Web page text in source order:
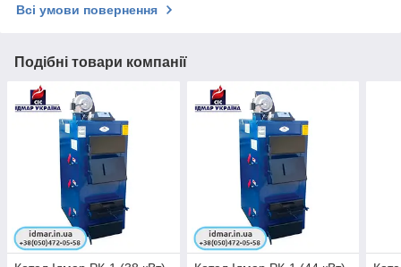
Всі умови повернення
Подібні товари компанії